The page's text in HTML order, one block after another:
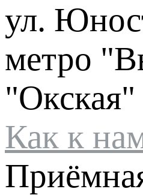
ул.
метро
"Окская"
Как к